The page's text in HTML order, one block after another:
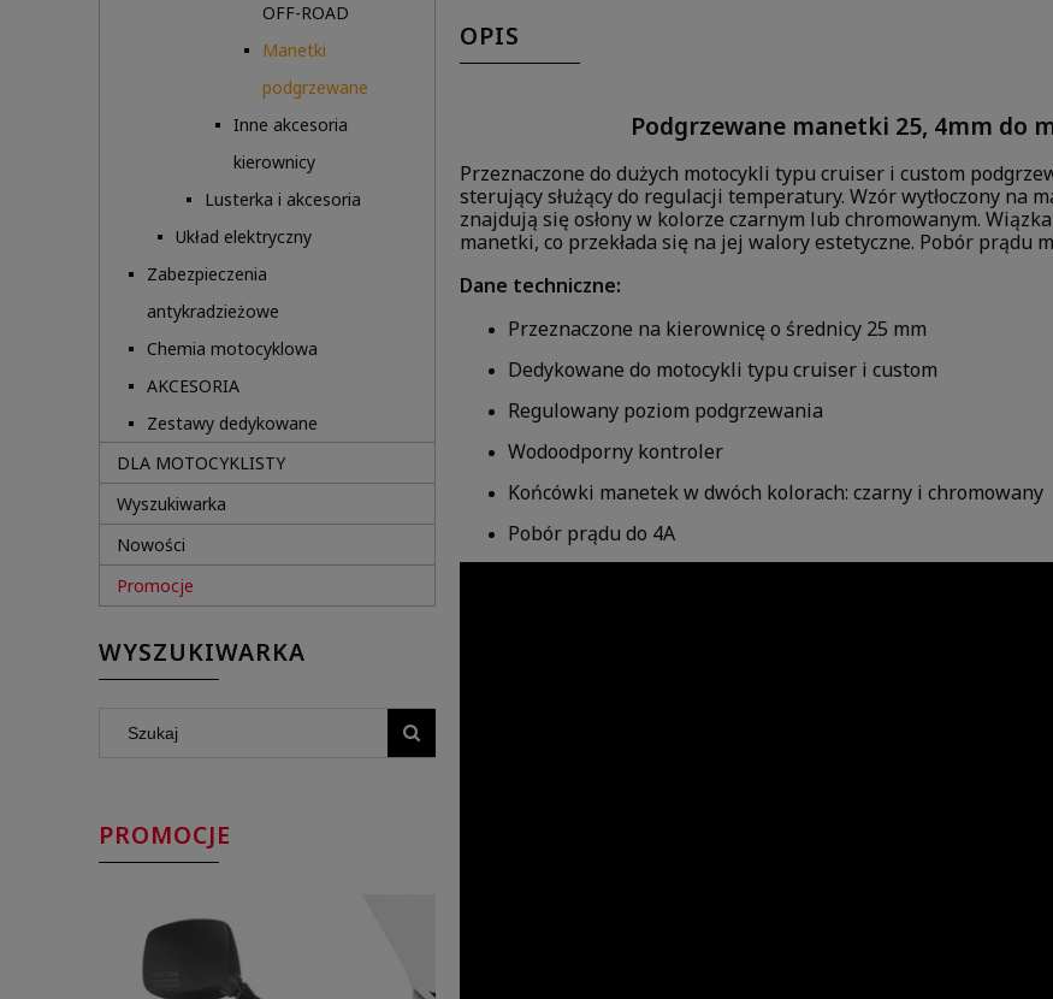
OFF-ROAD
Manetki
podgrzewane
Inne akcesoria
kierownicy
Lusterka i akcesoria
Układ elektryczny
Zabezpieczenia
antykradzieżowe
Chemia motocyklowa
AKCESORIA
Zestawy dedykowane
DLA MOTOCYKLISTY
Wyszukiwarka
Nowości
Promocje
WYSZUKIWARKA
PROMOCJE
OPIS
Podgrzewane manetki 25, 4mm do
Przeznaczone do dużych motocykli typu cruiser i custom
sterujący służący do regulacji temperatury. Wzór wytłoczony na
znajdują się osłony w kolorze czarnym lub chromowanym.
manetki, co przekłada się na jej walory estetyczne. Pobór prądu
Dane techniczne:
Przeznaczone na kierownicę o średnicy 25 mm
Dedykowane do motocykli typu cruiser i custom
Regulowany poziom podgrzewania
Wodoodporny kontroler
Końcówki manetek w dwóch kolorach: czarny i chromowany
Pobór prądu do 4A